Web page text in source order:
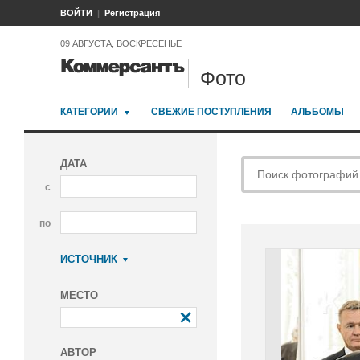
ВОЙТИ Регистрация
09 АВГУСТА, ВОСКРЕСЕНЬЕ
Фото
КАТЕГОРИИ СВЕЖИЕ ПОСТУПЛЕНИЯ АЛЬБОМЫ
ДАТА
с
по
ИСТОЧНИК
МЕСТО
АВТОР